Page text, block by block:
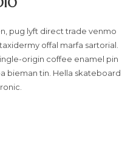
pug lyft direct trade venmo
offal marfa sartorial.
origin coffee enamel pin
bieman tin. Hella skateboard